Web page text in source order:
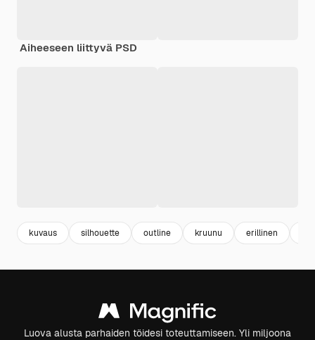
Aiheeseen liittyvä PSD
kuvaus silhouette outline kruunu erillinen
Luova alusta parhaiden töidesi toteuttamiseen. Yli miljoona